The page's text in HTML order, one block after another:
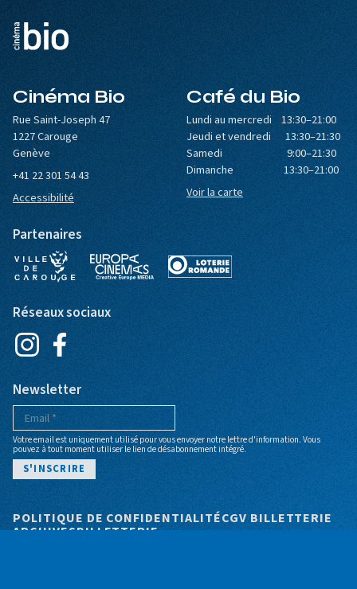
Cinéma Bio
Rue Saint-Joseph 47
1227 Carouge
Genève
+41 22 301 54 43
Accessibilité
Café du Bio
Lundi au mercredi 13:30–21:00
Jeudi et vendredi 13:30–21:30
Samedi 9:00–21:30
Dimanche 13:30–21:00
Voir la carte
Partenaires
Réseaux sociaux
Newsletter
Votre email est uniquement utilisé pour vous envoyer notre lettre d'information. Vous
pouvez à tout moment utiliser le lien de désabonnement intégré.
Pied de page
POLITIQUE DE CONFIDENTIALITÉCGV BILLETTERIE
ARCHIVESBILLETTERIE